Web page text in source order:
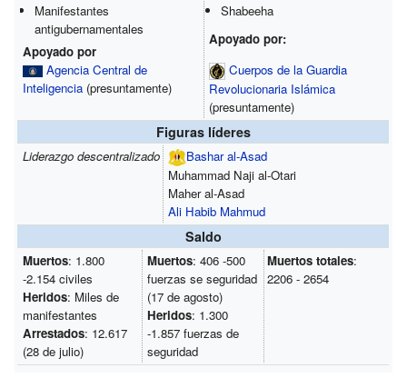
Manifestantes
antigubernamentales
Apoyado por
Agencia Central de
Inteligencia(presuntamente)
Shabeeha
Apoyado por:
Cuerpos de la Guardia
Revolucionaria Islámica
(presuntamente)
Figuras líderes
Liderazgo descentralizado
Bashar al-Asad
Muhammad Naji al-Otari
Maher al-Asad
Ali Habib Mahmud
Saldo
Muertos: 1.800
-2.154 civiles
Heridos: Miles de
manifestantes
Arrestados: 12.617
(28 de julio)
Muertos: 406 -500
fuerzas se seguridad
(17 de agosto)
Heridos: 1.300
-1.857 fuerzas de
seguridad
Muertos totales:
2206 - 2654